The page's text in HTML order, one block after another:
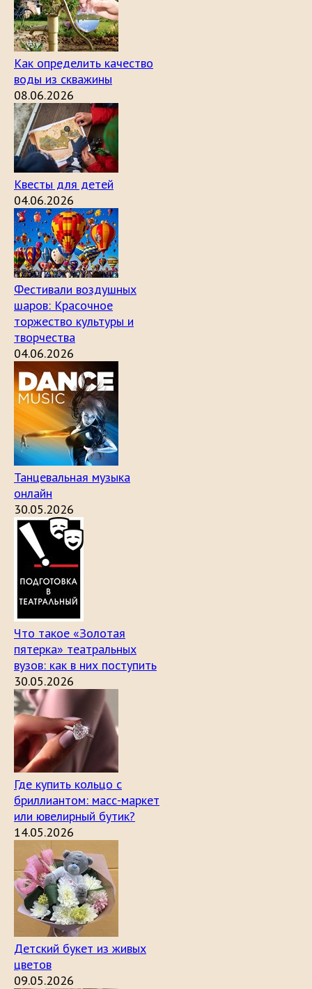
Как определить качество
воды из скважины
08.06.2026
Квесты для детей
04.06.2026
Фестивали воздушных
шаров: Красочное
торжество культуры и
творчества
04.06.2026
Танцевальная музыка
онлайн
30.05.2026
Что такое «Золотая
пятерка» театральных
вузов: как в них поступить
30.05.2026
Где купить кольцо с
бриллиантом: масс-маркет
или ювелирный бутик?
14.05.2026
Детский букет из живых
цветов
09.05.2026